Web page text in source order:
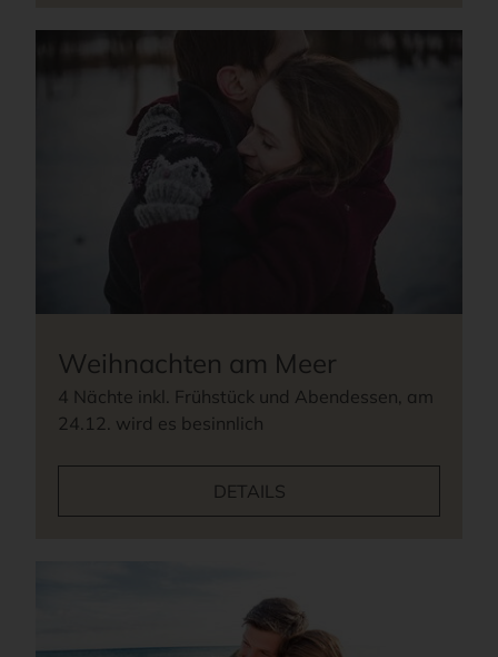
Weihnachten am Meer
4 Nächte inkl. Frühstück und Abendessen, am
24.12. wird es besinnlich
DETAILS